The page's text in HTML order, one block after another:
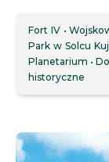
Fort IV
Park w Solcu
Planetarium
historyczne